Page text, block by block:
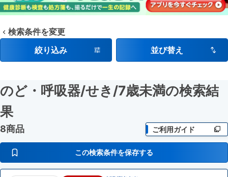
検索条件を変更
絞り込み
並び替え
のど・呼吸器/せき/7歳未満の検索結
果
8商品 ご利用ガイド
この検索条件を保存する